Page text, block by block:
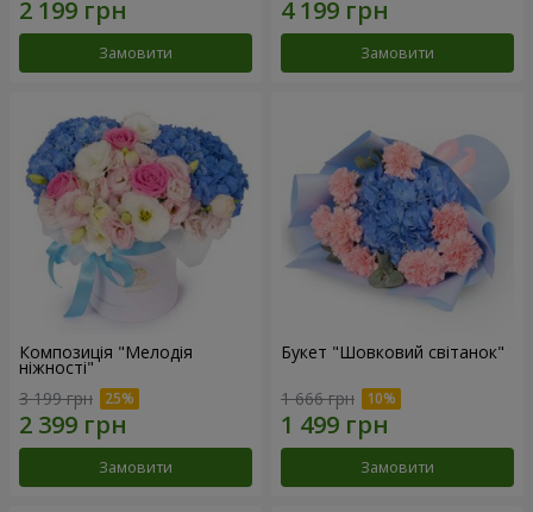
Замовити Замовити
Композиція "Мелодія
ніжності"
3 199 грн
Замовити
Букет "Шовковий світанок"
1 666 грн
Замовити